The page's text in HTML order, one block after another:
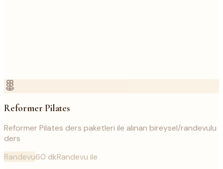
Reformer Pilates
Reformer Pilates ders paketleri ile alınan bireysel/randevulu
ders
Randevu60 dkRandevu ile